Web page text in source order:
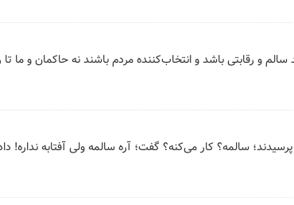
و رقابتی باشد و انتخاب‌کننده مردم باشند نه حاکمان و ما تا
سالمه؟ کار می‌کنه؟ گفت؛ آره سالمه ولی آفتابه